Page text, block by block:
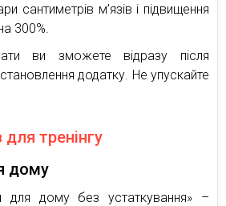
сантиметрів м’язів і підвищення
300%.
ви зможете відразу після
додатку. Не упускайте
тренінгу
дому
для дому без устаткування» –